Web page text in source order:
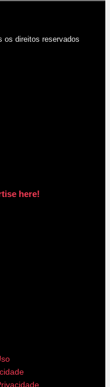
os direitos reservados
here!